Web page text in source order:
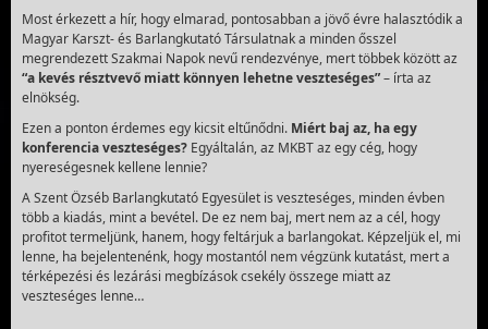
Most érkezett a hír, hogy elmarad, pontosabban a jövő évre halasztódik a
Magyar Karszt- és Barlangkutató Társulatnak a minden ősszel
megrendezett Szakmai Napok nevű rendezvénye, mert többek között az
“a kevés résztvevő miatt könnyen lehetne veszteséges”– írta az
elnökség.
Ezen a ponton érdemes egy kicsit eltűnődni. Miért baj az, ha egy
konferencia veszteséges? Egyáltalán, az MKBT az egy cég, hogy
nyereségesnek kellene lennie?
A Szent Özséb Barlangkutató Egyesület is veszteséges, minden évben
több a kiadás, mint a bevétel. De ez nem baj, mert nem az a cél, hogy
profitot termeljünk, hanem, hogy feltárjuk a barlangokat. Képzeljük el, mi
lenne, ha bejelentenénk, hogy mostantól nem végzünk kutatást, mert a
térképezési és lezárási megbízások csekély összege miatt az
veszteséges lenne…